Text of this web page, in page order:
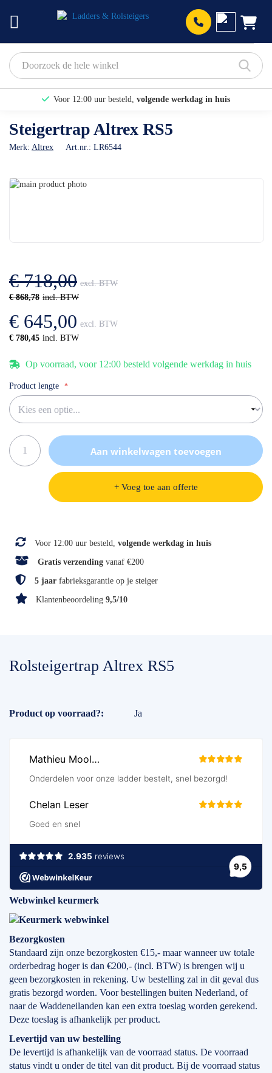
Voor 12:00 uur besteld, volgende werkdag in huis
Bekijk hier onze Actiepagina
Binnen 1 dag een
Steigertrap Altrex RS5
Merk: Altrex Art.nr.: LR6544
Ga
gallerij
€ 868,78
€ 718,00
€ 780,45
€ 645,00
Op voorraad, voor 12:00 besteld volgende werkdag in huis
Product lengte
Aan winkelwagen toevoegen
+ Voeg toe aan offerte
Voor 12:00 uur besteld, volgende werkdag in huis
Gratis verzending vanaf €200
5 jaar fabrieksgarantie op je steiger
Klantenbeoordeling 9,5/10
Rolsteigertrap Altrex RS5
Specificaties
Product op voorraad? Ja
Webwinkel keurmerk
Bezorgkosten
Standaard zijn onze bezorgkosten €15,- maar wanneer uw totale
orderbedrag hoger is dan €200,- (incl. BTW) is brengen wij u
geen bezorgkosten in rekening. Uw bestelling zal in dit geval dus
gratis bezorgd worden. Voor bestellingen buiten Nederland, of
naar de Waddeneilanden kan een extra toeslag worden gerekend.
Deze toeslag is afhankelijk per product.
Levertijd van uw bestelling
De levertijd is afhankelijk van de voorraad status. De voorraad
status vindt u onder de titel van dit product. Bij de voorraad status